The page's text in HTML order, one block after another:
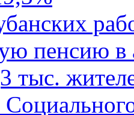
пенсию в
тыс.